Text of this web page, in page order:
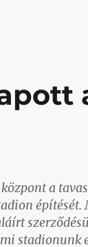
a
stadionunk